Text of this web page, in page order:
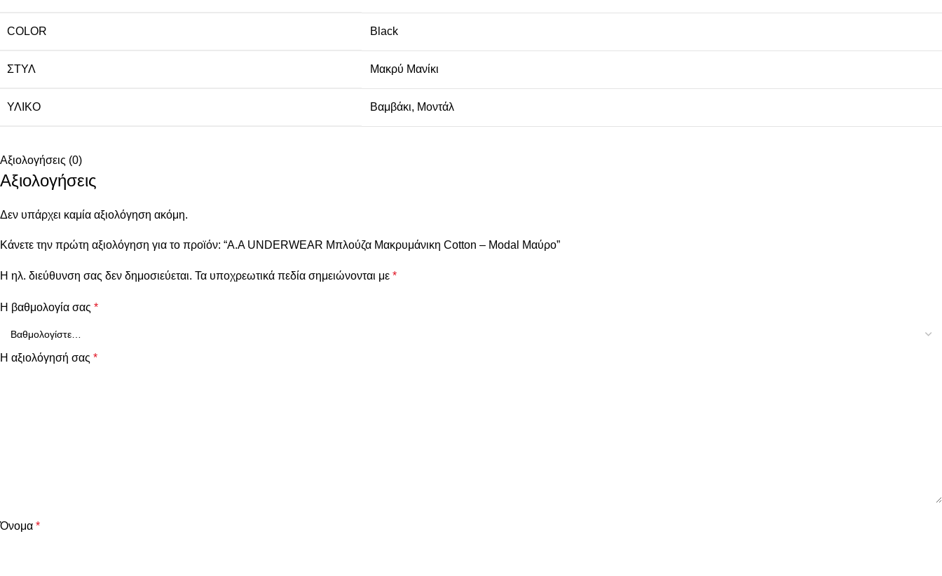
COLOR Black
ΣΤΥΛ Μακρύ Μανίκι
ΥΛΙΚΌ Βαμβάκι, Μοντάλ
Αξιολογήσεις (0)
Αξιολογήσεις
Δεν υπάρχει καμία αξιολόγηση ακόμη.
Κάνετε την πρώτη αξιολόγηση για το προϊόν: “Α.A UNDERWEAR Μπλούζα Μακρυμάνικη Cotton – Modal Μαύρο”
Η ηλ. διεύθυνση σας δεν δημοσιεύεται. Τα υποχρεωτικά πεδία σημειώνονται με *
Η βαθμολογία σας *
Η αξιολόγησή σας *
Όνομα *